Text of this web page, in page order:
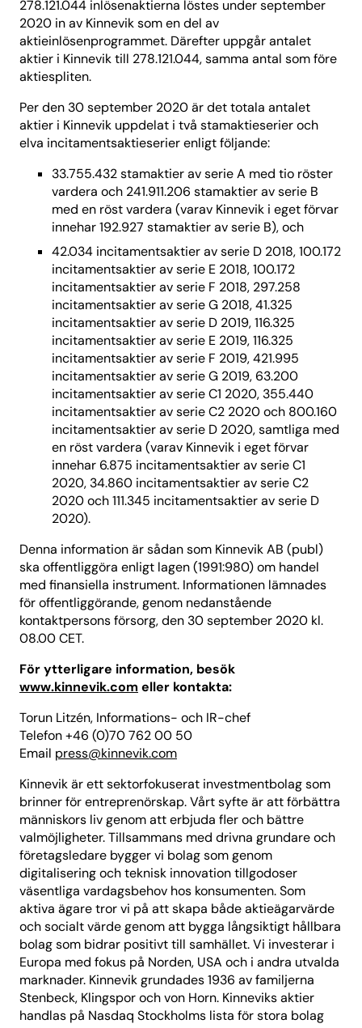
278.121.044 inlösenaktierna löstes under september
2020 in av Kinnevik som en del av
aktieinlösenprogrammet. Därefter uppgår antalet
aktier i Kinnevik till 278.121.044, samma antal som före
aktiespliten.
Per den 30 september 2020 är det totala antalet
aktier i Kinnevik uppdelat i två stamaktieserier och
elva incitamentsaktieserier enligt följande:
33.755.432 stamaktier av serie A med tio röster
vardera och 241.911.206 stamaktier av serie B
med en röst vardera (varav Kinnevik i eget förvar
innehar 192.927 stamaktier av serie B), och
42.034 incitamentsaktier av serie D 2018, 100.172
incitamentsaktier av serie E 2018, 100.172
incitamentsaktier av serie F 2018, 297.258
incitamentsaktier av serie G 2018, 41.325
incitamentsaktier av serie D 2019, 116.325
incitamentsaktier av serie E 2019, 116.325
incitamentsaktier av serie F 2019, 421.995
incitamentsaktier av serie G 2019, 63.200
incitamentsaktier av serie C1 2020, 355.440
incitamentsaktier av serie C2 2020 och 800.160
incitamentsaktier av serie D 2020, samtliga med
en röst vardera (varav Kinnevik i eget förvar
innehar 6.875 incitamentsaktier av serie C1
2020, 34.860 incitamentsaktier av serie C2
2020 och 111.345 incitamentsaktier av serie D
2020).
Denna information är sådan som Kinnevik AB (publ)
ska offentliggöra enligt lagen (1991:980) om handel
med finansiella instrument. Informationen lämnades
för offentliggörande, genom nedanstående
kontaktpersons försorg, den 30 september 2020 kl.
08.00 CET.
För ytterligare information, besök
www.kinnevik.com eller kontakta:
Torun Litzén, Informations- och IR-chef
Telefon +46 (0)70 762 00 50
Email press@kinnevik.com
Kinnevik är ett sektorfokuserat investmentbolag som
brinner för entreprenörskap. Vårt syfte är att förbättra
människors liv genom att erbjuda fler och bättre
valmöjligheter. Tillsammans med drivna grundare och
företagsledare bygger vi bolag som genom
digitalisering och teknisk innovation tillgodoser
väsentliga vardagsbehov hos konsumenten. Som
aktiva ägare tror vi på att skapa både aktieägarvärde
och socialt värde genom att bygga långsiktigt hållbara
bolag som bidrar positivt till samhället. Vi investerar i
Europa med fokus på Norden, USA och i andra utvalda
marknader. Kinnevik grundades 1936 av familjerna
Stenbeck, Klingspor och von Horn. Kinneviks aktier
handlas på Nasdaq Stockholms lista för stora bolag